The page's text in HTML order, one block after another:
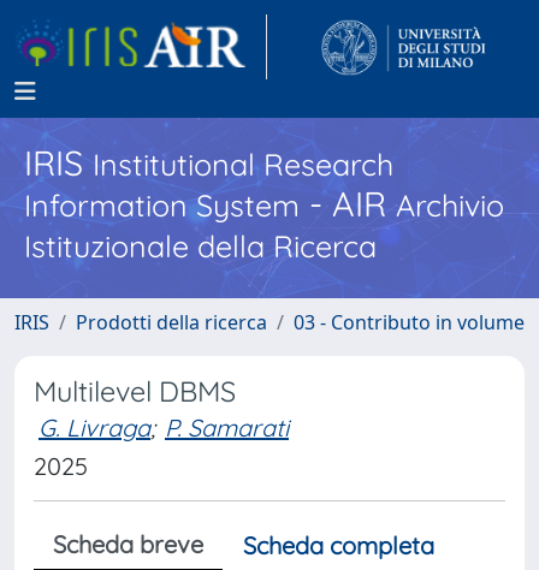
IRISInstitutional Research
Information System - AIR Archivio
Istituzionale della Ricerca
IRIS Prodotti della ricerca 03 - Contributo in volume
Multilevel DBMS
G. Livraga; P. Samarati
2025
Scheda breve
Scheda completa